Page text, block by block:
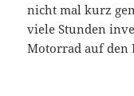
nicht mal kurz
viele Stunden
Motorrad auf den